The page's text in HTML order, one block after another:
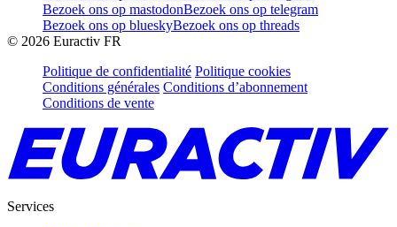
Bezoek ons op mastodonBezoek ons op telegram
Bezoek ons op blueskyBezoek ons op threads
© 2026 Euractiv FR
Politique de confidentialité Politique cookies
Conditions générales Conditions d’abonnement
Conditions de vente
Services